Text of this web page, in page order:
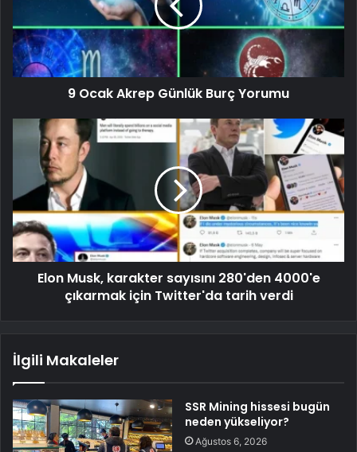
9 Ocak Akrep Günlük Burç Yorumu
Elon Musk, karakter sayısını 280'den 4000'e
çıkarmak için Twitter'da tarih verdi
İlgili Makaleler
SSR Mining hissesi bugün
neden yükseliyor?
Ağustos 6, 2026